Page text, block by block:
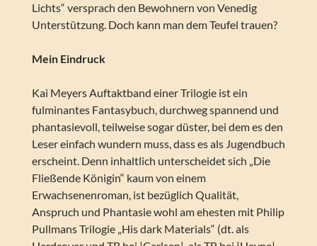
Lichts“ versprach den Bewohnern von Venedig
Unterstützung. Doch kann man dem Teufel trauen?
Mein Eindruck
Kai Meyers Auftaktband einer Trilogie ist ein
fulminantes Fantasybuch, durchweg spannend und
phantasievoll, teilweise sogar düster, bei dem es den
Leser einfach wundern muss, dass es als Jugendbuch
erscheint. Denn inhaltlich unterscheidet sich „Die
Fließende Königin“ kaum von einem
Erwachsenenroman, ist bezüglich Qualität,
Anspruch und Phantasie wohl am ehesten mit Philip
Pullmans Trilogie „His dark Materials“ (dt. als